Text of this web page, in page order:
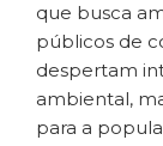
que busca
públicos de
despertam
ambiental,
para a